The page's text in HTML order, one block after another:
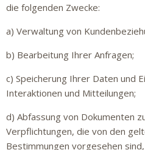
die folgenden Zwecke:
a) Verwaltung von
b) Bearbeitung Ihrer Anfragen;
c) Speicherung Ihrer Daten und
Interaktionen und Mitteilungen;
d) Abfassung von Dokumenten
Verpflichtungen, die von den
Bestimmungen vorgesehen